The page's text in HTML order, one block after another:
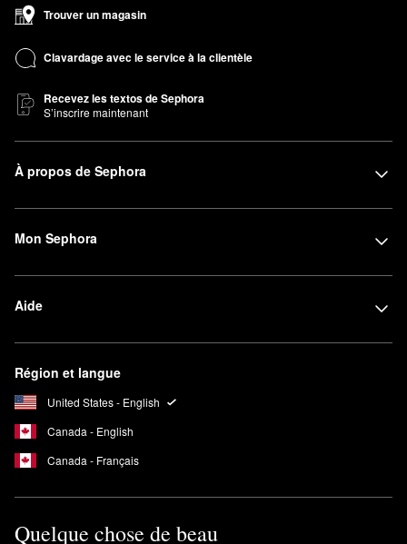
Trouver un magasin
Clavardage avec le service à la clientèle
Recevez les textos de Sephora
S’inscrire maintenant
À propos de Sephora
Mon Sephora
Aide
Région et langue
United States - English
Canada - English
Canada - Français
Quelque chose de beau